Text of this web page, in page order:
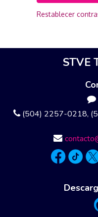
Restablecer
STVE
(504) 2257-0218,